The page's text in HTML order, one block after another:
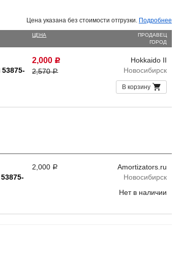
Цена указана без стоимости отгрузки. Подробнее
ЦЕНА
ПРОДАВЕЦ
ГОРОД
53875-
2,000 Р
2,570Р
Hokkaido II
Новосибирск
В корзину
53875-
2,000 Р
Amortizators.ru
Новосибирск
Нет в наличии